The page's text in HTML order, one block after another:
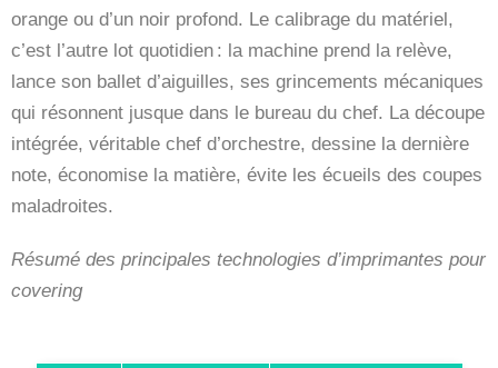
orange ou d’un noir profond. Le calibrage du matériel,
c’est l’autre lot quotidien : la machine prend la relève,
lance son ballet d’aiguilles, ses grincements mécaniques
qui résonnent jusque dans le bureau du chef. La découpe
intégrée, véritable chef d’orchestre, dessine la dernière
note, économise la matière, évite les écueils des coupes
maladroites.
Résumé des principales technologies d’imprimantes pour
covering